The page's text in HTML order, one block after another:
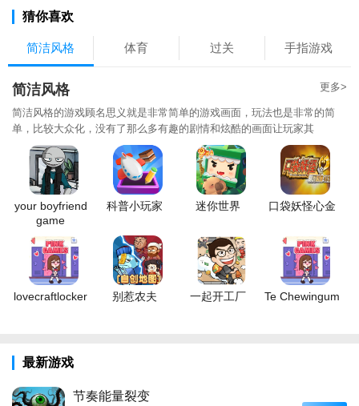
猜你喜欢
简洁风格 体育 过关 手指游戏
简洁风格 更多>
简洁风格的游戏顾名思义就是非常简单的游戏画面，玩法也是非常的简
单，比较大众化，没有了那么多有趣的剧情和炫酷的画面让玩家其
your boyfriend
game
科普小玩家 迷你世界 口袋妖怪心金
lovecraftlocker 别惹农夫 一起开工厂 Te Chewingum
最新游戏
节奏能量裂变